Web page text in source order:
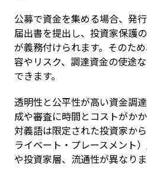
公募で資金を集める場合、発
届出書を提出し、投資家保護
が義務付けられます。そのた
容やリスク、調達資金の使途
できます。
透明性と公平性が高い資金調
成や審査に時間とコストがか
対義語は限定された投資家か
ライベート・プレースメント
や投資家層、流通性が異なりま